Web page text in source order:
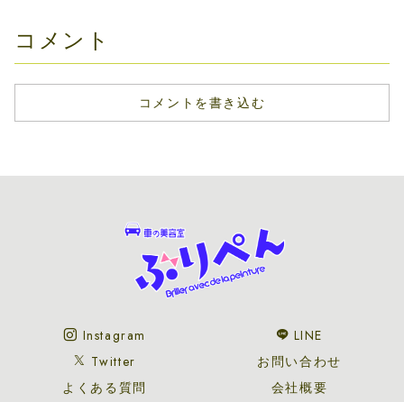
コメント
コメントを書き込む
Instagram
LINE
Twitter
お問い合わせ
よくある質問
会社概要